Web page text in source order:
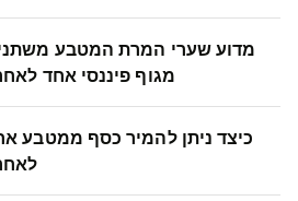
מדוע שערי המרת המטבע משתנים
מגוף פיננסי אחד לאחר?
כיצד ניתן להמיר כסף ממטבע אחד
לאחר?